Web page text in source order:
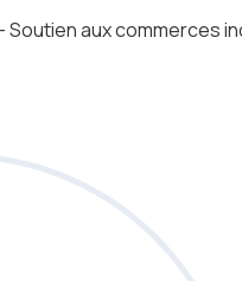
Soutien aux commerces